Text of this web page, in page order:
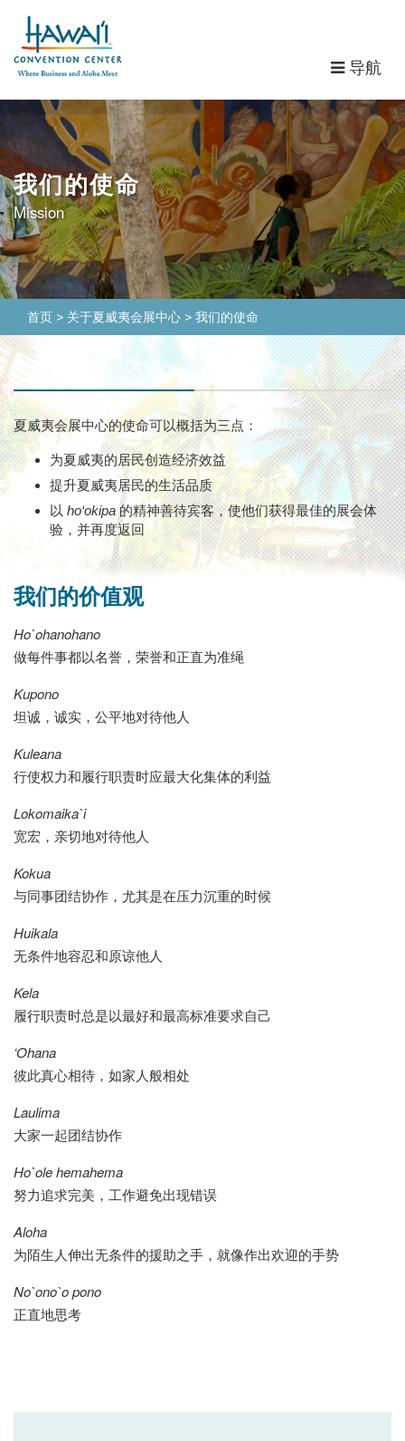
导导航
我们的使命
Mission
首页 > 关于夏威夷会展中心 > 我们的使命
夏威夷会展中心的使命可以概括为三点：
为夏威夷的居民创造经济效益
提升夏威夷居民的生活品质
以 ho‘okipa的精神善待宾客，使他们获得最佳的展会体
验，并再度返回
我们的价值观
Ho`ohanohano
做每件事都以名誉，荣誉和正直为准绳
Kupono
坦诚，诚实，公平地对待他人
Kuleana
行使权力和履行职责时应最大化集体的利益
Lokomaika`i
宽宏，亲切地对待他人
Kokua
与同事团结协作，尤其是在压力沉重的时候
Huikala
无条件地容忍和原谅他人
Kela
履行职责时总是以最好和最高标准要求自己
‘Ohana
彼此真心相待，如家人般相处
Laulima
大家一起团结协作
Ho`ole hemahema
努力追求完美，工作避免出现错误
Aloha
为陌生人伸出无条件的援助之手，就像作出欢迎的手势
No`ono`o pono
正直地思考